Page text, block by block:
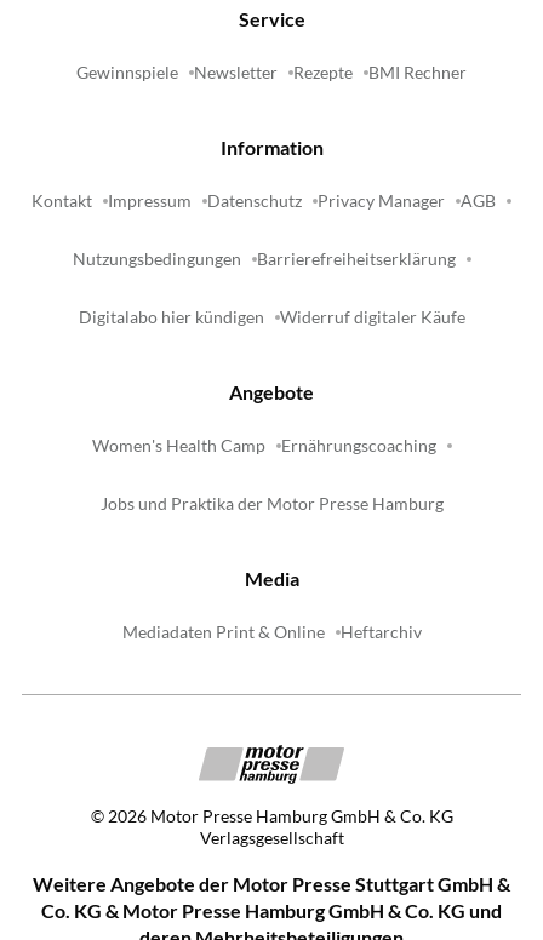
Service
Gewinnspiele Newsletter Rezepte BMI Rechner
Information
Kontakt Impressum Datenschutz Privacy Manager AGB
Nutzungsbedingungen Barrierefreiheitserklärung
Digitalabo hier kündigen Widerruf digitaler Käufe
Angebote
Women's Health Camp Ernährungscoaching
Jobs und Praktika der Motor Presse Hamburg
Media
Mediadaten Print & Online Heftarchiv
© 2026 Motor Presse Hamburg GmbH & Co. KG
Verlagsgesellschaft
Weitere Angebote der Motor Presse Stuttgart GmbH &
Co. KG & Motor Presse Hamburg GmbH & Co. KG und